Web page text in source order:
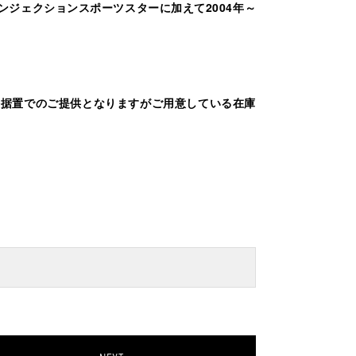
ジェクションスポーツスターに加えて2004年～
置でのご提供となりますがご用意している在庫